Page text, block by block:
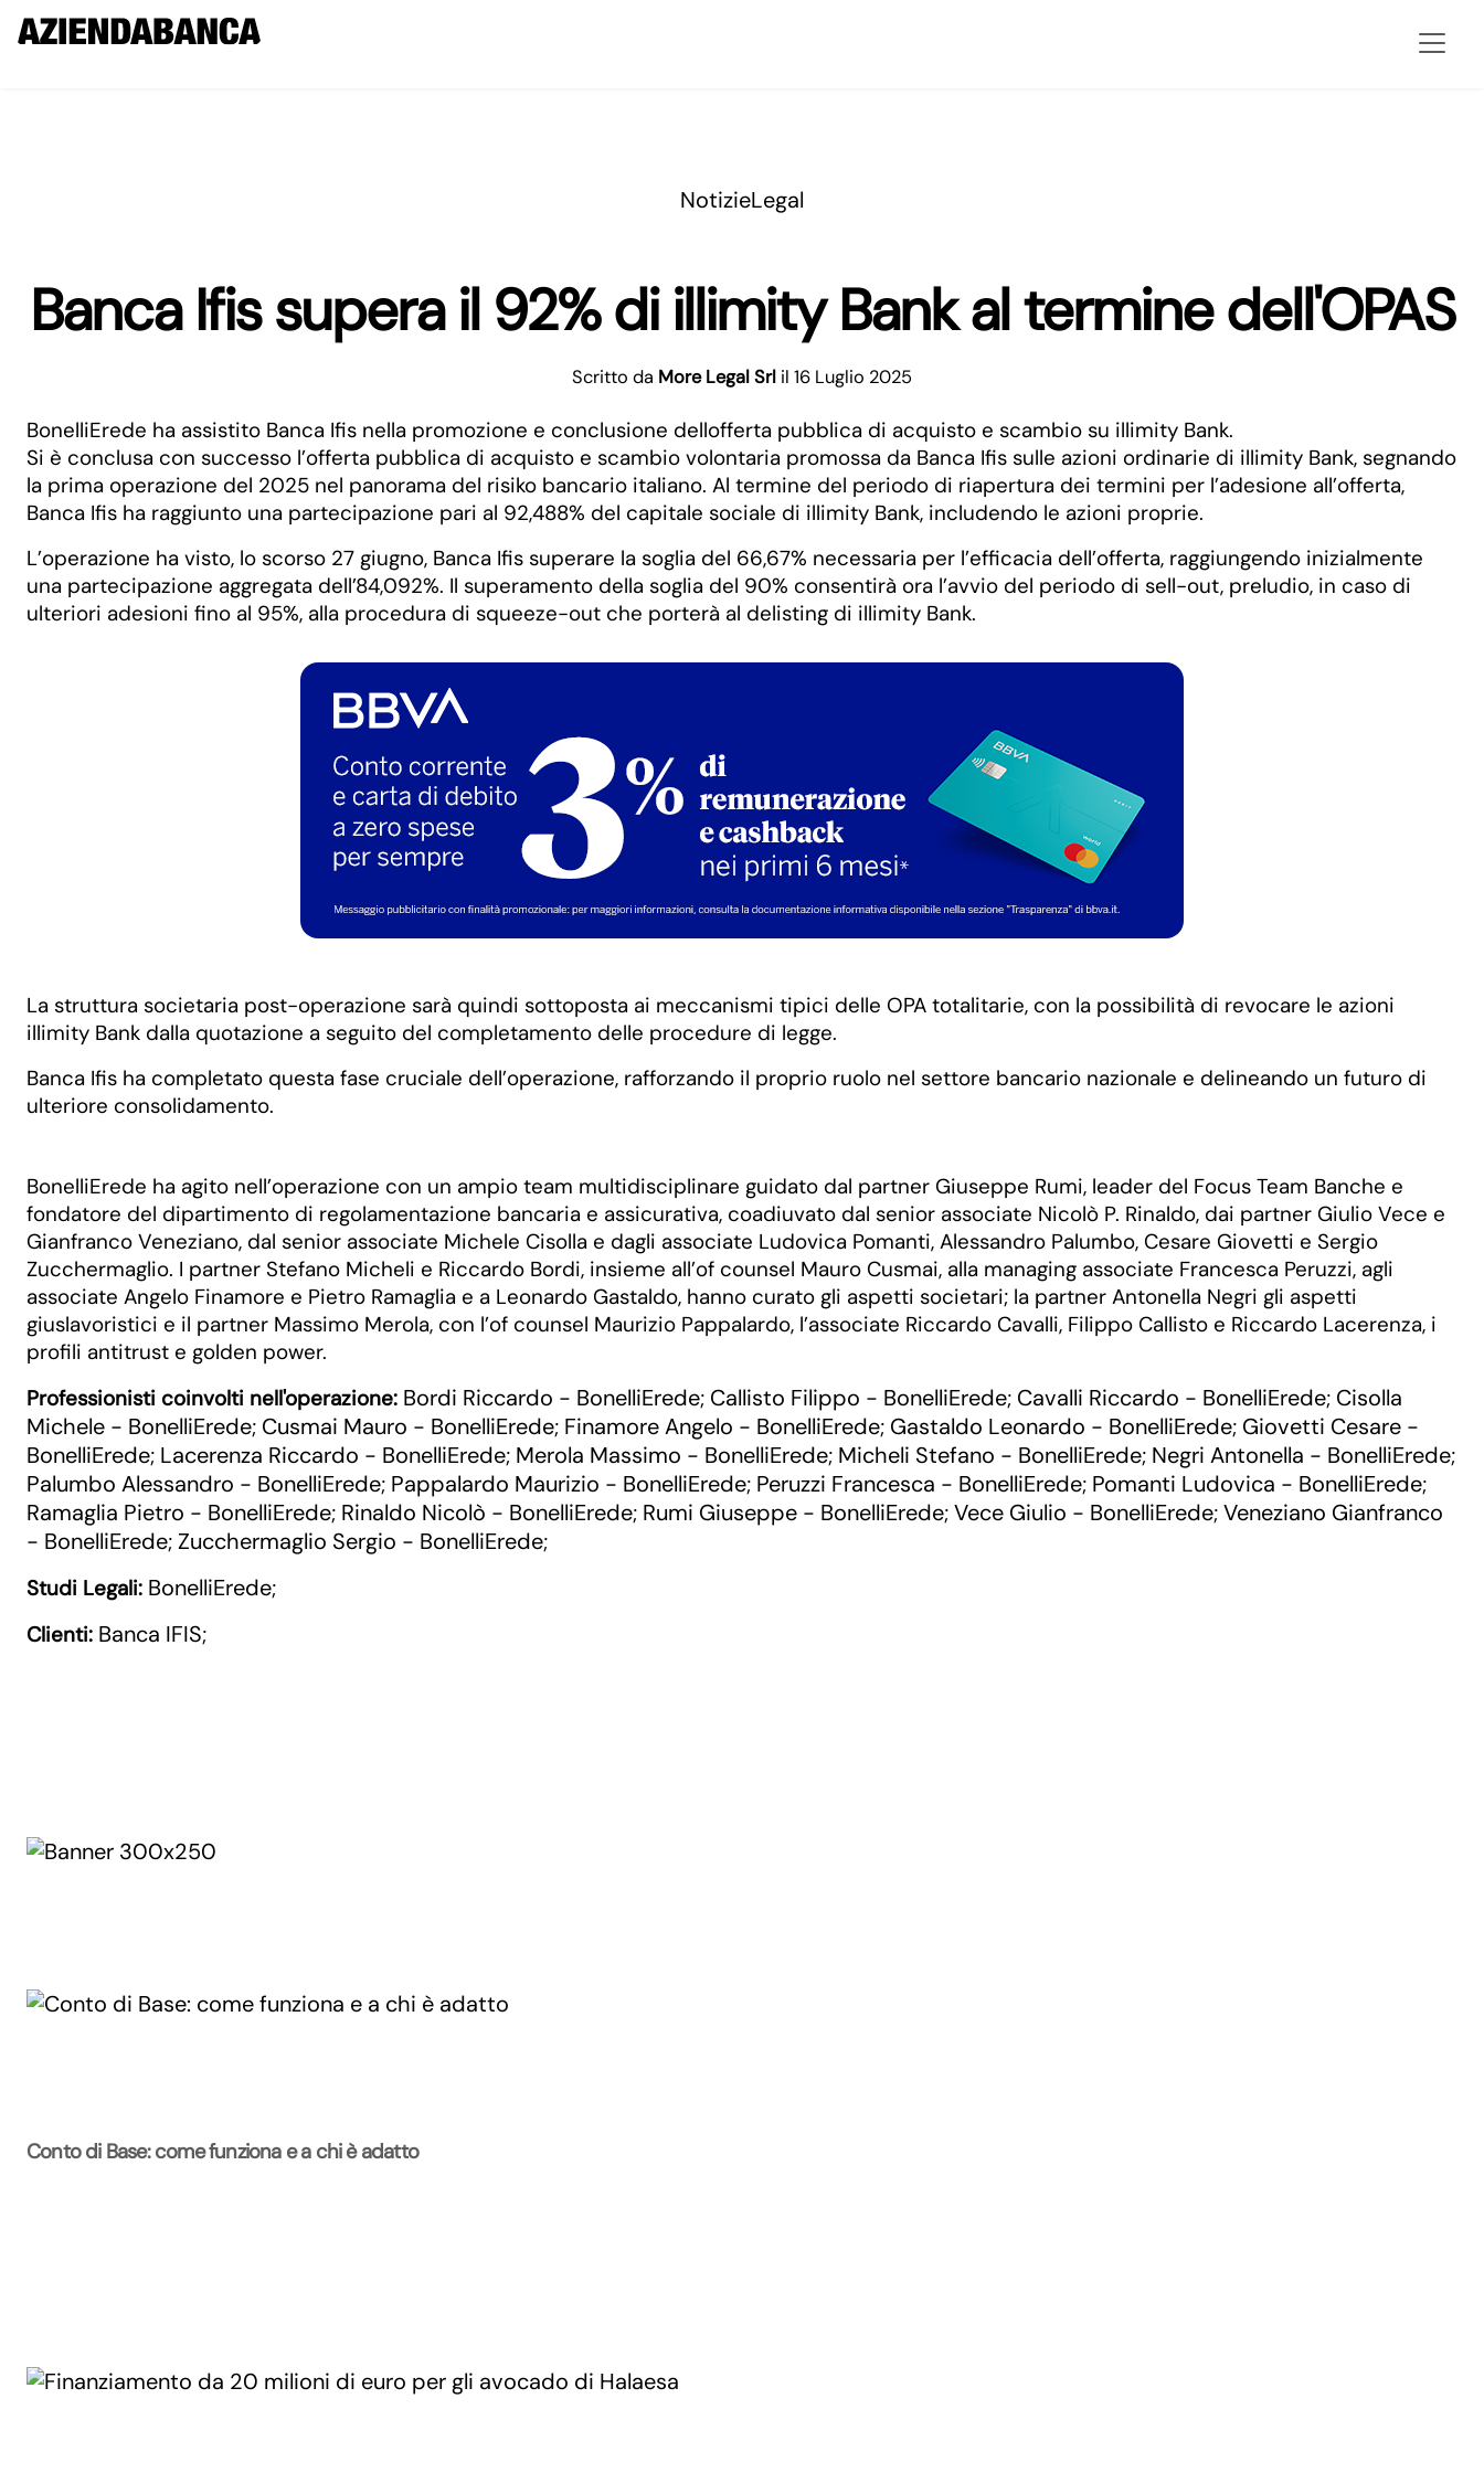
NotizieLegal
Banca Ifis supera il 92% di illimity Bank al termine dell'OPAS
Scritto da More Legal Srl il 16 Luglio 2025
BonelliErede ha assistito Banca Ifis nella promozione e conclusione dellofferta pubblica di acquisto e scambio su illimity Bank.
Si è conclusa con successo l’offerta pubblica di acquisto e scambio volontaria promossa da Banca Ifis sulle azioni ordinarie di illimity Bank, segnando
la prima operazione del 2025 nel panorama del risiko bancario italiano. Al termine del periodo di riapertura dei termini per l’adesione all’offerta,
Banca Ifis ha raggiunto una partecipazione pari al 92,488% del capitale sociale di illimity Bank, includendo le azioni proprie.
L’operazione ha visto, lo scorso 27 giugno, Banca Ifis superare la soglia del 66,67% necessaria per l’efficacia dell’offerta, raggiungendo inizialmente
una partecipazione aggregata dell’84,092%. Il superamento della soglia del 90% consentirà ora l’avvio del periodo di sell-out, preludio, in caso di
ulteriori adesioni fino al 95%, alla procedura di squeeze-out che porterà al delisting di illimity Bank.
La struttura societaria post-operazione sarà quindi sottoposta ai meccanismi tipici delle OPA totalitarie, con la possibilità di revocare le azioni
illimity Bank dalla quotazione a seguito del completamento delle procedure di legge.
Banca Ifis ha completato questa fase cruciale dell’operazione, rafforzando il proprio ruolo nel settore bancario nazionale e delineando un futuro di
ulteriore consolidamento.
BonelliErede ha agito nell’operazione con un ampio team multidisciplinare guidato dal partner Giuseppe Rumi, leader del Focus Team Banche e
fondatore del dipartimento di regolamentazione bancaria e assicurativa, coadiuvato dal senior associate Nicolò P. Rinaldo, dai partner Giulio Vece e
Gianfranco Veneziano, dal senior associate Michele Cisolla e dagli associate Ludovica Pomanti, Alessandro Palumbo, Cesare Giovetti e Sergio
Zucchermaglio. I partner Stefano Micheli e Riccardo Bordi, insieme all’of counsel Mauro Cusmai, alla managing associate Francesca Peruzzi, agli
associate Angelo Finamore e Pietro Ramaglia e a Leonardo Gastaldo, hanno curato gli aspetti societari; la partner Antonella Negri gli aspetti
giuslavoristici e il partner Massimo Merola, con l’of counsel Maurizio Pappalardo, l’associate Riccardo Cavalli, Filippo Callisto e Riccardo Lacerenza, i
profili antitrust e golden power.
Professionisti coinvolti nell'operazione: Bordi Riccardo - BonelliErede; Callisto Filippo - BonelliErede; Cavalli Riccardo - BonelliErede; Cisolla
Michele - BonelliErede; Cusmai Mauro - BonelliErede; Finamore Angelo - BonelliErede; Gastaldo Leonardo - BonelliErede; Giovetti Cesare -
BonelliErede; Lacerenza Riccardo - BonelliErede; Merola Massimo - BonelliErede; Micheli Stefano - BonelliErede; Negri Antonella - BonelliErede;
Palumbo Alessandro - BonelliErede; Pappalardo Maurizio - BonelliErede; Peruzzi Francesca - BonelliErede; Pomanti Ludovica - BonelliErede;
Ramaglia Pietro - BonelliErede; Rinaldo Nicolò - BonelliErede; Rumi Giuseppe - BonelliErede; Vece Giulio - BonelliErede; Veneziano Gianfranco
- BonelliErede; Zucchermaglio Sergio - BonelliErede;
Studi Legali: BonelliErede;
Clienti: Banca IFIS;
Conto di Base: come funziona e a chi è adatto